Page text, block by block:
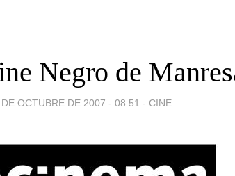
Negro de
OCTUBRE DE 2007 - 08:51 - CINE